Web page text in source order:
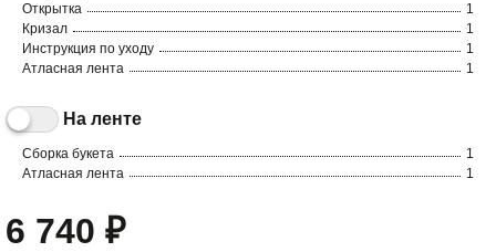
Открытка
1
Кризал
1
Инструкция по уходу
1
Атласная лента
1
На ленте
Сборка букета
1
Атласная лента
1
6 740 ₽